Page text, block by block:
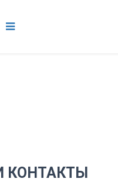
КОНТАКТЫ